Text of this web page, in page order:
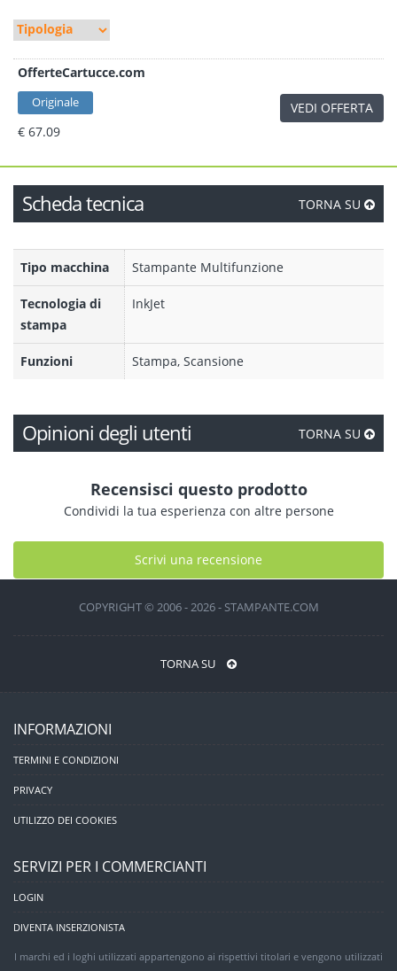
OfferteCartucce.com
Originale
€ 67.09
VEDI OFFERTA
Scheda tecnica TORNA SU
Tipo macchina Stampante Multifunzione
Tecnologia di
stampa
InkJet
Funzioni Stampa, Scansione
Opinioni degli utenti TORNA SU
Recensisci questo prodotto
Condividi la tua esperienza con altre persone
Scrivi una recensione
COPYRIGHT © 2006 - 2026 - STAMPANTE.COM
TORNA SU
INFORMAZIONI
TERMINI E CONDIZIONI
PRIVACY
UTILIZZO DEI COOKIES
SERVIZI PER I COMMERCIANTI
LOGIN
DIVENTA INSERZIONISTA
I marchi ed i loghi utilizzati appartengono ai rispettivi titolari e vengono utilizzati